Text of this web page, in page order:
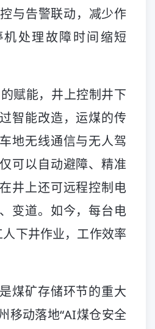
与告警联动，减少作
处理故障时间缩短
赋能，井上控制井下
智能改造，运煤的传
地无线通信与无人驾
可以自动避障、精准
井上还可远程控制电
变道。如今，每台电
下井作业，工作效率
煤矿存储环节的重大
移动落地“AI煤仓安全